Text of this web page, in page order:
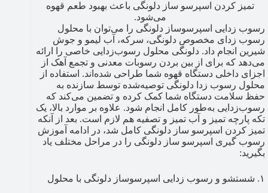
تمیز کردن اسپرسو ساز دلونگی باعث بهبود طعم قهوه
می‌شود.
رسوب زدایی اسپرسوساز دلونگی را می‌توان با محلول
رسوب زدای مخصوص دلونگی، سرکه، آب لیمو و جوش
شیرین انجام داد. دلونگی محلول‌ رسوب‌زدایی خاصی را ارائه
می‌دهد که برای از بین بردن رسوبات معدنی و تجمع آهک از
اجزای داخلی دستگاه قهوه شما طراحی شده‌اند. استفاده از
محلول‌ رسوب زدا دلونگی توصیه‌شده توسط سازنده به
حفظ سلامت دستگاه شما کمک کرده و تضمین می‌کند که
رسوب‌زدایی به‌طور کامل انجام شود. علاوه بر موارد بالا، یک
تکه پارچه تمیز و آب تمیز و تصفیه هم لازم است. بعد از آنکه
تمیز کردن اسپرسو ساز دلونگی کامل شد، در ادامه آموزش
رسوب گیری اسپرسو ساز دلونگی را در مراحل مختلف یاد
بگیرید:
۱. شستشو و رسوب زدایی اسپرسوساز دلونگی با محلول